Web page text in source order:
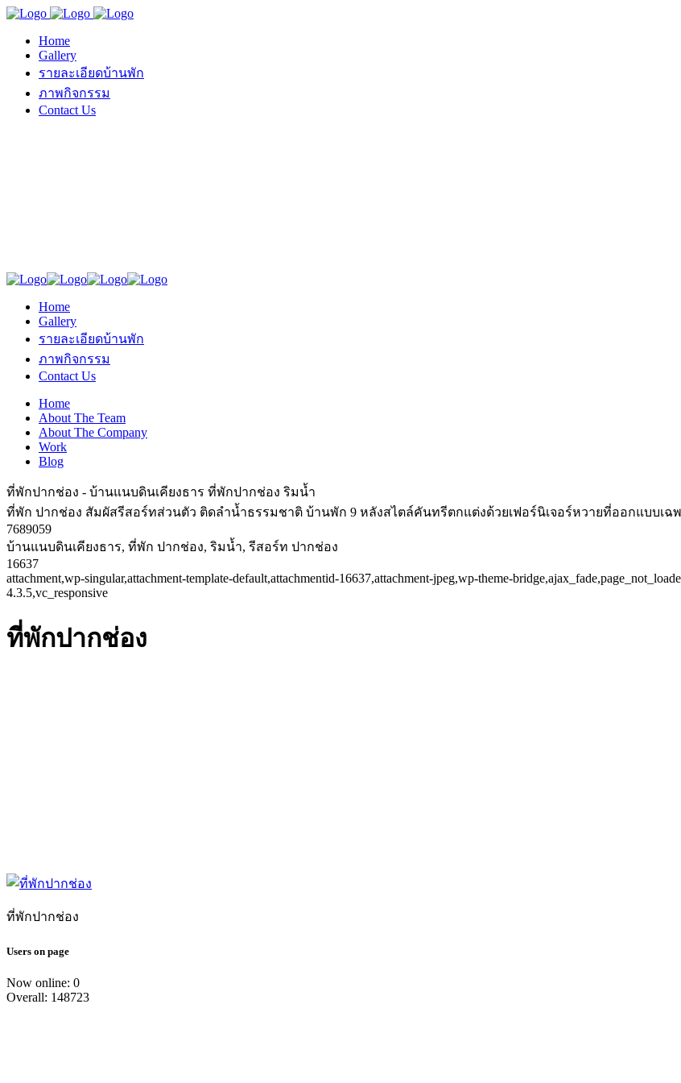
Home
Gallery
รายละเอียดบ้านพัก
ภาพกิจกรรม
Contact Us
Home
Gallery
รายละเอียดบ้านพัก
ภาพกิจกรรม
Contact Us
Home
About The Team
About The Company
Work
Blog
ที่พักปากช่อง - บ้านแนบดินเคียงธาร ที่พักปากช่อง ริมน้ำ
ที่พัก ปากช่อง สัมผัสรีสอร์ทส่วนตัว ติดลำน้ำธรรมชาติ บ้านพัก 9 หลังสไตล์คันทรีตกแต่งด้วยเฟอร์นิเจอร์หวายที่ออกแบบเฉพา
7689059
บ้านแนบดินเคียงธาร, ที่พัก ปากช่อง, ริมน้ำ, รีสอร์ท ปากช่อง
16637
attachment,wp-singular,attachment-template-default,attachmentid-16637,attachment-jpeg,wp-theme-
4.3.5,vc_responsive
ที่พักปากช่อง
ที่พักปากช่อง
Users on page
Now online: 0
Overall: 148723